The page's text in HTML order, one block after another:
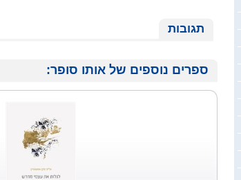
תגובות
ספרים נוספים של אותו סופר: